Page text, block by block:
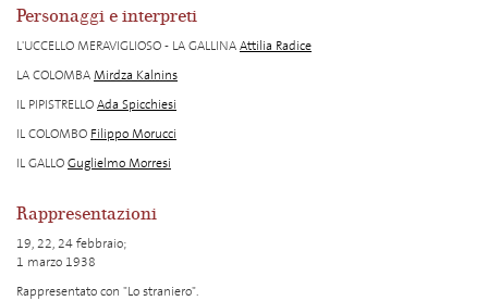
Personaggi e interpreti
L'UCCELLO MERAVIGLIOSO - LA GALLINAAttilia Radice
LA COLOMBAMirdza Kalnins
IL PIPISTRELLOAda Spicchiesi
IL COLOMBO Filippo Morucci
IL GALLOGuglielmo Morresi
Rappresentazioni
19, 22, 24 febbraio;
1 marzo 1938
Rappresentato con "Lo straniero".